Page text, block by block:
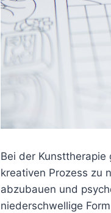
Bei der
kreativen Prozess zu
abzubauen und
niederschwellige